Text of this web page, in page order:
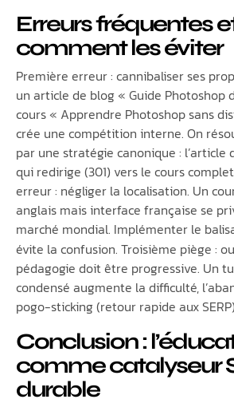
Erreurs fréquentes
comment les éviter
Première erreur : cannibaliser ses
un article de blog « Guide Photoshop
cours « Apprendre Photoshop sans
crée une compétition interne. On
par une stratégie canonique : l’article
qui redirige (301) vers le cours
erreur : négliger la localisation. Un
anglais mais interface française se
marché mondial. Implémenter le
évite la confusion. Troisième piège :
pédagogie doit être progressive. Un
condensé augmente la difficulté,
pogo-sticking (retour rapide aux
Conclusion :
comme catalyseur
durable